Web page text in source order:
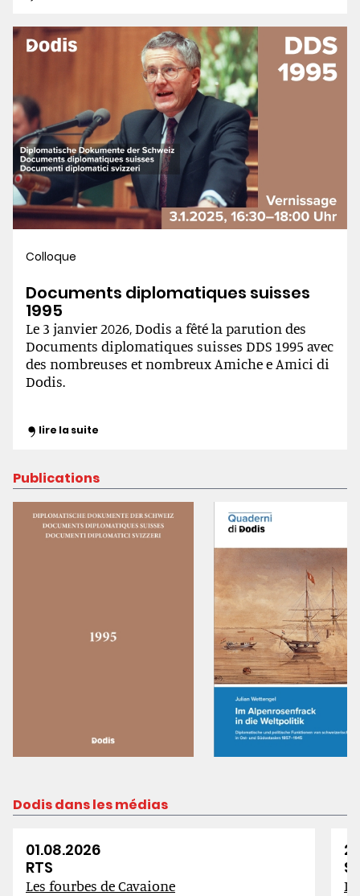
ordonné une enquête. Confiée au juge Jakob
Kehrli, cette enquête le disculpe entièrement.
Colloque
Documents diplomatiques suisses
1995
Le 3 janvier 2026, Dodis a fêté la parution des
Documents diplomatiques suisses DDS 1995 avec
des nombreuses et nombreux Amiche e Amici di
Dodis.
lire la suite
Publications
Dodis dans les médias
01.08.2026
RTS
Les fourbes de Cavaione